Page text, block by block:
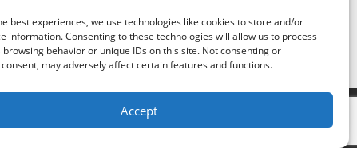
best experiences, we use technologies like cookies to store and/or
information. Consenting to these technologies will allow us to process
browsing behavior or unique IDs on this site. Not consenting or
may adversely affect certain features and functions.
Accept